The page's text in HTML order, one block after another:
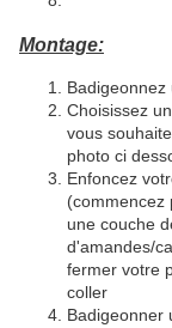
Montage:
Choisissez
vous
photo ci
Enfoncez
une couche
d'amandes/
fermer votre
coller
Badigeonner